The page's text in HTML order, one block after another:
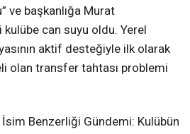
ve başkanlığa Murat
kulübe can suyu oldu. Yerel
aktif desteğiyle ilk olarak
olan transfer tahtası problemi
Benzerliği Gündemi: Kulübün